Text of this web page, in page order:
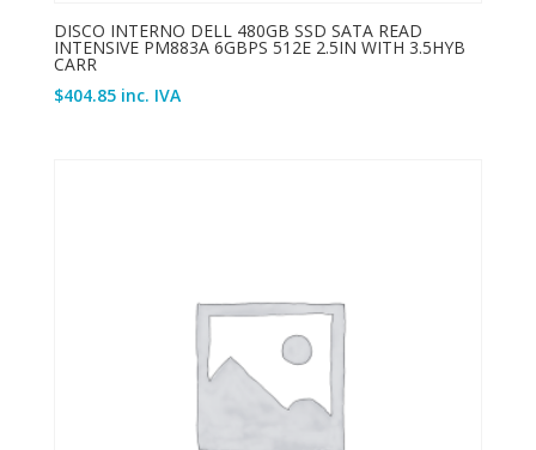
DISCO INTERNO DELL 480GB SSD SATA READ
INTENSIVE PM883A 6GBPS 512E 2.5IN WITH 3.5HYB
CARR
$404.85 inc. IVA